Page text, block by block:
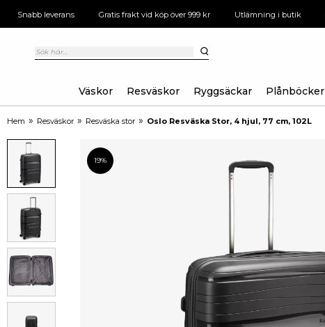
Snabb leverans Gratis frakt vid köp över 999 kr Utlämning i butik
Väskor Resväskor Ryggsäckar Plånböcker
Hem » Resväskor » Resväska stor » Oslo Resväska Stor, 4 hjul, 77 cm, 102L
19%